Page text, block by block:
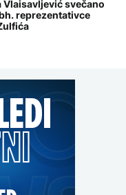
svečano
reprezentativce